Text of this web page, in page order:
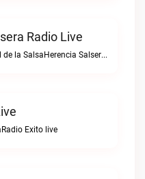
Radio Live
L a Emisora Virtual de la SalsaHerencia Salsera Radio live
Exito live